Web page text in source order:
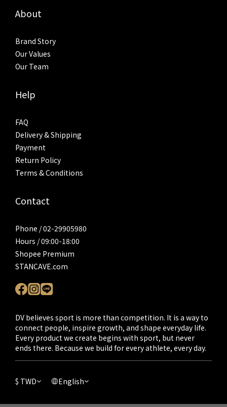
About
Brand Story
Our Values
Our Team
Help
FAQ
Delivery & Shipping
Payment
Return Policy
Terms & Conditions
Contact
Phone / 02-29905980
Hours / 09:00-18:00
Shopee Premium
STANCAVE.com
DV believes sport is more than competition. It is a way to
connect people, inspire growth, and shape everyday life.
Every product we create begins with sport, but never
ends there. Because we build for every athlete, every day.
$ TWD English